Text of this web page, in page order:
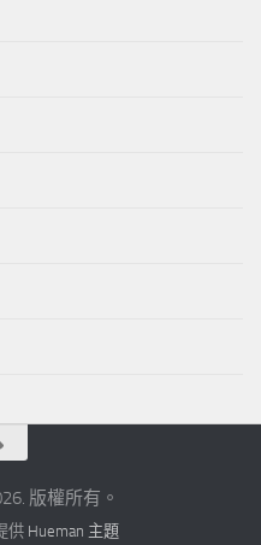
版權所有。
供 Hueman 主題